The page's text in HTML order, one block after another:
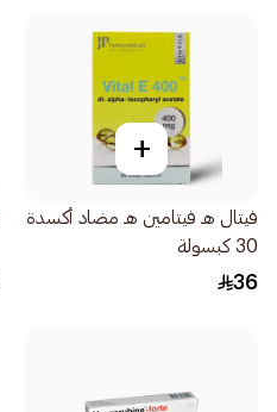
+
فيتال هـ فيتامين هـ مضاد أكسدة
30 كبسولة
36